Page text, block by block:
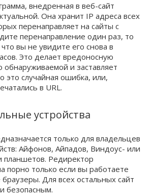
внедренная в веб-сайт
Она хранит IP адреса всех
перенаправляет на сайты с
перенаправление один раз, то
вы не увидите его снова в
Это делает вредоносную
обнаруживаемой и заставляет
это случайная ошибка, или,
в URL.
устройства
только для владельцев
Айфонов, Айпадов, Виндоус- или
Редиректор
порно только если вы работаете
Для всех остальных сайт
безопасным.